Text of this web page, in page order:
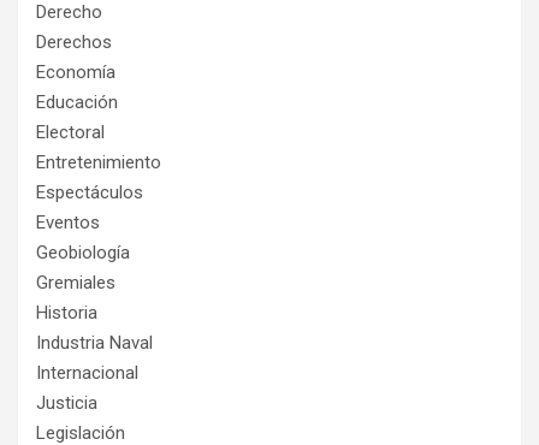
Derecho
Derechos
Economía
Educación
Electoral
Entretenimiento
Espectáculos
Eventos
Geobiología
Gremiales
Historia
Industria Naval
Internacional
Justicia
Legislación